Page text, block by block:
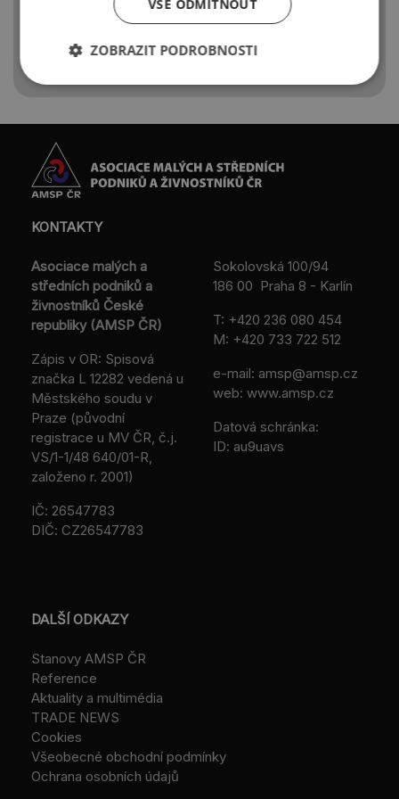
nejdříve 17. 5. 2021.
KONTAKTY
Asociace malých a
středních podniků a
živnostníků České
republiky (AMSP ČR)
Zápis v OR: Spisová
značka L 12282 vedená u
Městského soudu v
Praze (původní
registrace u MV ČR, č.j.
VS/1-1/48 640/01-R,
založeno r. 2001)
IČ: 26547783
DIČ: CZ26547783
Sokolovská 100/94
186 00 Praha 8 - Karlín
T: +420 236 080 454
M: +420 733 722 512
e-mail: amsp@amsp.cz
web: www.amsp.cz
Datová schránka:
ID: au9uavs
DALŠÍ ODKAZY
Stanovy AMSP ČR
Reference
Aktuality a multimédia
TRADE NEWS
Cookies
Všeobecné obchodní podmínky
Ochrana osobních údajů
VŠE ODMÍTNOUT
ZOBRAZIT PODROBNOSTI